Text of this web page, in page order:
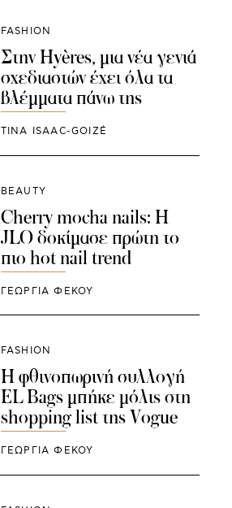
FASHION
Στην Hyères, μια νέα γενιά
σχεδιαστών έχει όλα τα
βλέμματα πάνω της
TINA ISAAC-GOIZÉ
BEAUTY
Cherry mocha nails: H
JLO δοκίμασε πρώτη το
πιο hot nail trend
ΓΕΩΡΓΙΑ ΦΕΚΟΥ
FASHION
Η φθινοπωρινή συλλογή
EL Bags μπήκε μόλις στη
shopping list της Vogue
ΓΕΩΡΓΙΑ ΦΕΚΟΥ